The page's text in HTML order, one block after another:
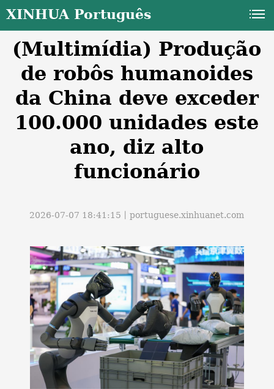
XINHUA Português
(Multimídia) Produção
de robôs humanoides
da China deve exceder
100.000 unidades este
ano, diz alto
funcionário
2026-07-07 18:41:15丨portuguese.xinhuanet.com